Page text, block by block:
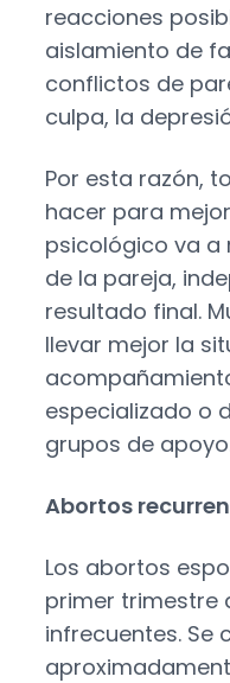
reacciones
aislamiento de
conflictos de
culpa, la
Por esta razón,
hacer para
psicológico va a
de la pareja,
resultado final.
llevar mejor la
especializado o
grupos de
Abortos
Los abortos
primer trimestre
infrecuentes. Se